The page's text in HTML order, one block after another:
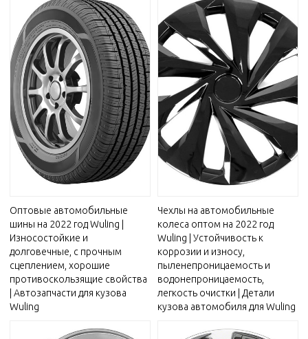
Оптовые автомобильные
шины на 2022 год Wuling |
Износостойкие и
долговечные, с прочным
сцеплением, хорошие
противоскользящие свойства
| Автозапчасти для кузова
Wuling
Чехлы на автомобильные
колеса оптом на 2022 год
Wuling | Устойчивость к
коррозии и износу,
пыленепроницаемость и
водонепроницаемость,
легкость очистки | Детали
кузова автомобиля для Wuling